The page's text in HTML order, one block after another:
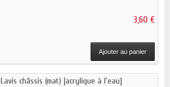
3,60 €
Ajouter au panier
Lavis châssis (mat) [acrylique à l'eau]